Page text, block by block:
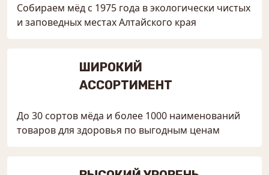
Собираем мёд с 1975 года в экологически чистых
и заповедных местах Алтайского края
ШИРОКИЙ
АССОРТИМЕНТ
До 30 сортов мёда и более 1000 наименований
товаров для здоровья по выгодным ценам